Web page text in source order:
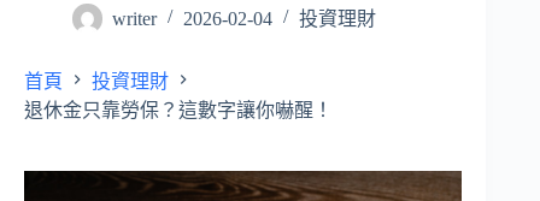
writer 2026-02-04 投資理財
首頁
投資理財
退休金只靠勞保？這數字讓你嚇醒！